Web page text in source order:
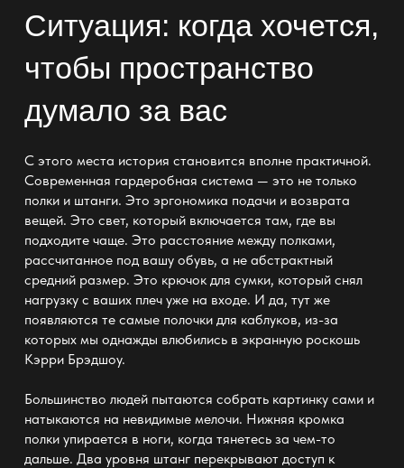
Ситуация: когда хочется,
чтобы пространство
думало за вас
С этого места история становится вполне практичной.
Современная гардеробная система — это не только
полки и штанги. Это эргономика подачи и возврата
вещей. Это свет, который включается там, где вы
подходите чаще. Это расстояние между полками,
рассчитанное под вашу обувь, а не абстрактный
средний размер. Это крючок для сумки, который снял
нагрузку с ваших плеч уже на входе. И да, тут же
появляются те самые полочки для каблуков, из-за
которых мы однажды влюбились в экранную роскошь
Кэрри Брэдшоу.
Большинство людей пытаются собрать картинку сами и
натыкаются на невидимые мелочи. Нижняя кромка
полки упирается в ноги, когда тянетесь за чем-то
дальше. Два уровня штанг перекрывают доступ к